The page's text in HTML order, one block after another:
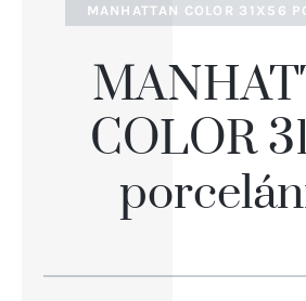
MANHATTAN COLOR 31X56
COLOR